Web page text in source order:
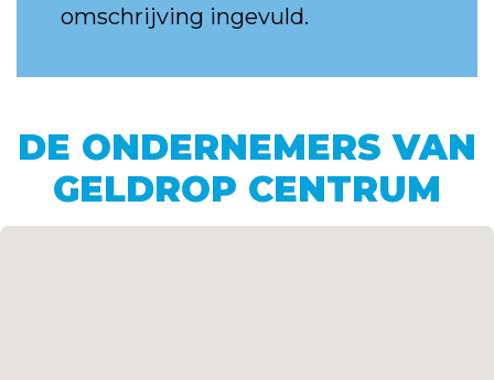
omschrijving ingevuld.
DE ONDERNEMERS VAN
GELDROP CENTRUM